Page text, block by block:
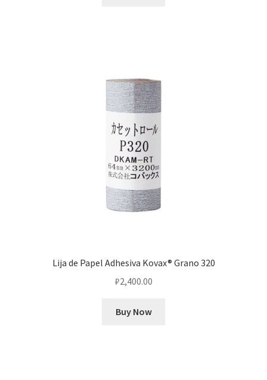
Lija de Papel Adhesiva Kovax® Grano 320
₽2,400.00
Buy Now